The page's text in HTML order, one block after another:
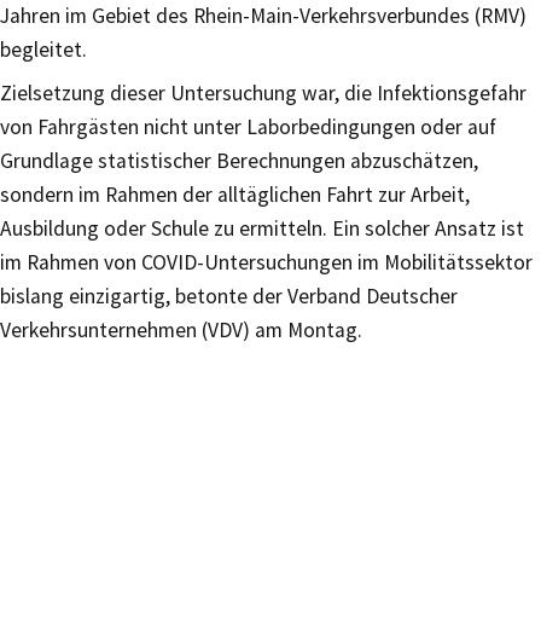
Jahren im Gebiet des Rhein-Main-Verkehrsverbundes (RMV)
begleitet.
Zielsetzung dieser Untersuchung war, die Infektionsgefahr
von Fahrgästen nicht unter Laborbedingungen oder auf
Grundlage statistischer Berechnungen abzuschätzen,
sondern im Rahmen der alltäglichen Fahrt zur Arbeit,
Ausbildung oder Schule zu ermitteln. Ein solcher Ansatz ist
im Rahmen von COVID-Untersuchungen im Mobilitätssektor
bislang einzigartig, betonte der Verband Deutscher
Verkehrsunternehmen (VDV) am Montag.